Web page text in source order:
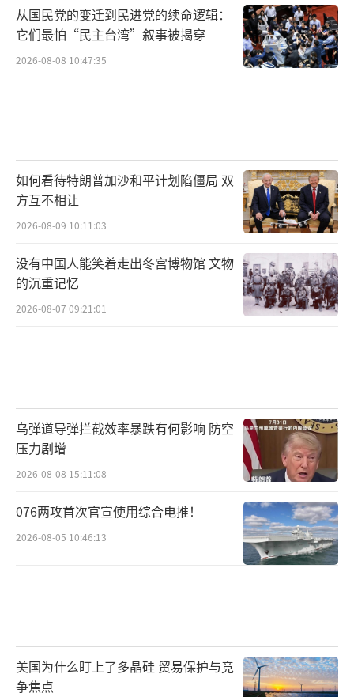
从国民党的变迁到民进党的续命逻辑：
它们最怕“民主台湾”叙事被揭穿
2026-08-08 10:47:35
如何看待特朗普加沙和平计划陷僵局 双
方互不相让
2026-08-09 10:11:03
没有中国人能笑着走出冬宫博物馆 文物
的沉重记忆
2026-08-07 09:21:01
乌弹道导弹拦截效率暴跌有何影响 防空
压力剧增
2026-08-08 15:11:08
076两攻首次官宣使用综合电推！
2026-08-05 10:46:13
美国为什么盯上了多晶硅 贸易保护与竞
争焦点